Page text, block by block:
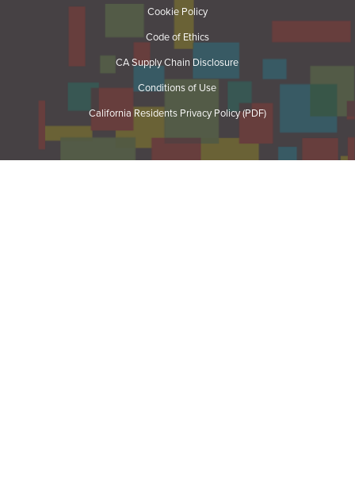
Cookie Policy
Code of Ethics
CA Supply Chain Disclosure
Conditions of Use
California Residents Privacy Policy (PDF)